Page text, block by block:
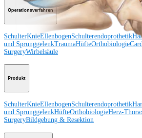
Operationsverfahren
SchulterKnieEllenbogenSchulterendoprothetik
und SprunggelenkTraumaHüfteOrthobiologie
SurgeryWirbelsäule
Produkt
SchulterKnieEllenbogenSchulterendoprothetik
und SprunggelenkHüfteOrthobiologieHerz-
SurgeryBildgebung & Resektion